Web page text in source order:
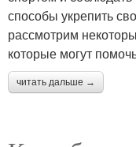
способы укрепить
рассмотрим
которые могут
читать дальше →